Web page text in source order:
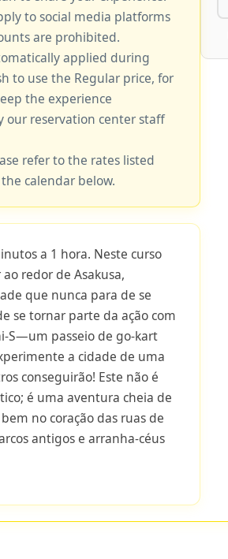
to social media platforms
are prohibited.
applied during
to use the Regular price, for
the experience
our reservation center staff
refer to the rates listed
calendar below.
a 1 hora. Neste curso
redor de Asakusa,
que nunca para de se
se tornar parte da ação com
S—um passeio de go-kart
a cidade de uma
conseguirão! Este não é
é uma aventura cheia de
no coração das ruas de
antigos e arranha-céus